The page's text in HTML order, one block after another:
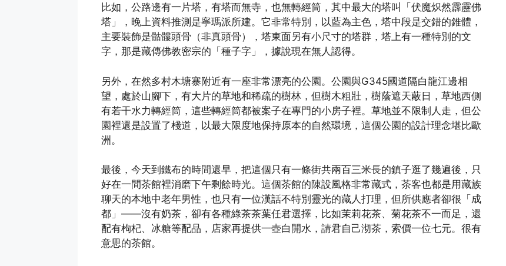
比如，公路邊有一片塔，有塔而無寺，也無轉經筒，其中最大的塔叫「伏魔炽然霹靂佛
塔」，晚上資料推測是寧瑪派所建。它非常特別，以藍為主色，塔中段是交錯的錐體，
主要裝飾是骷髏頭骨（非真頭骨），塔東面另有小尺寸的塔群，塔上有一種特別的文
字，那是藏傳佛教密宗的「種子字」，據說現在無人認得。
另外，在然多村木塘寨附近有一座非常漂亮的公園。公園與G345國道隔白龍江邊相
望，處於山腳下，有大片的草地和稀疏的樹林，但樹木粗壯，樹蔭遮天蔽日，草地西側
有若干水力轉經筒，這些轉經筒都被案子在專門的小房子裡。草地並不限制人走，但公
園裡還是設置了棧道，以最大限度地保持原本的自然環境，這個公園的設計理念堪比歐
洲。
最後，今天到鐵布的時間還早，把這個只有一條街共兩百三米長的鎮子逛了幾遍後，只
好在一間茶館裡消磨下午剩餘時光。這個茶館的陳設風格非常藏式，茶客也都是用藏族
聊天的本地中老年男性，也只有一位漢話不特別靈光的藏人打理，但所供應者卻很「成
都」——沒有奶茶，卻有各種綠茶茶葉任君選擇，比如茉莉花茶、菊花茶不一而足，還
配有枸杞、冰糖等配品，店家再提供一壺白開水，請君自己沏茶，索價一位七元。很有
意思的茶館。